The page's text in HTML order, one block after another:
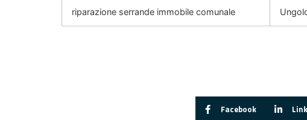
riparazione serrande immobile comunale
Facebook